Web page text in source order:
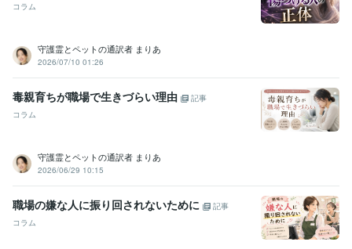
コラム
守護霊とペットの通訳者 まりあ
2026/07/10 01:26
毒親育ちが職場で生きづらい理由
記事
コラム
守護霊とペットの通訳者 まりあ
2026/06/29 10:15
職場の嫌な人に振り回されないために
記事
コラム